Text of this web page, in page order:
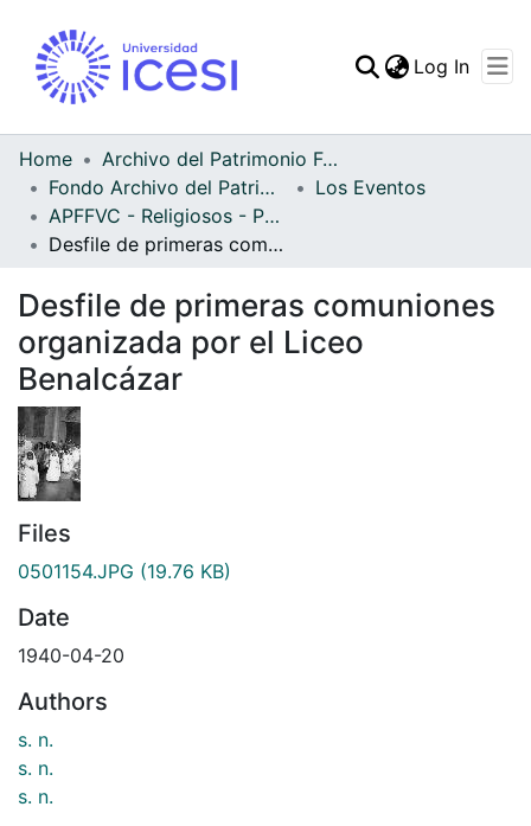
Statistics
Log In
Home
Archivo del Patrimonio Fotográfico y Fílmico del Valle del Cauca
Fondo Archivo del Patrimonio Fotográfico y Fílmico del Valle del Cauca
Los Eventos
APFFVC - Religiosos - Patrimonial
Desfile de primeras comuniones organizada por el Liceo Benalcázar
Desfile de primeras comuniones
organizada por el Liceo
Benalcázar
Files
0501154.JPG (19.76 KB)
Date
1940-04-20
Authors
s. n.
s. n.
s. n.